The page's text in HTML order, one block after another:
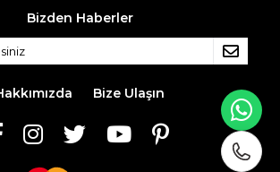
Bizden Haberler
Bize Ulaşın